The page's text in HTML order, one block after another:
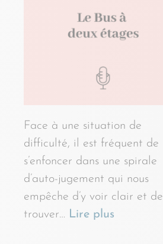
Face à une situation de
difficulté, il est fréquent de
s’enfoncer dans une spirale
d’auto-jugement qui nous
empêche d’y voir clair et de
trouver… Lire plus